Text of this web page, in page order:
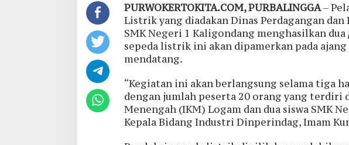
PURWOKERTOKITA.COM, PURBALINGGA–
Listrik yang diadakan Dinas Perdagangan
SMK Negeri 1 Kaligondang menghasilkan dua
sepeda listrik ini akan dipamerkan pada
mendatang.
“Kegiatan ini akan berlangsung selama tiga
dengan jumlah peserta 20 orang yang terdiri
Menengah (IKM) Logam dan dua siswa SMK
Kepala Bidang Industri Dinperindag, Imam